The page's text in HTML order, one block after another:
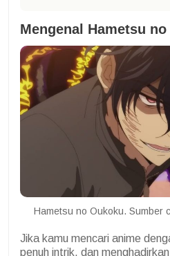
Mengenal Hametsu
Hametsu no Oukoku. Sumber
Jika kamu mencari anime
penuh intrik, dan